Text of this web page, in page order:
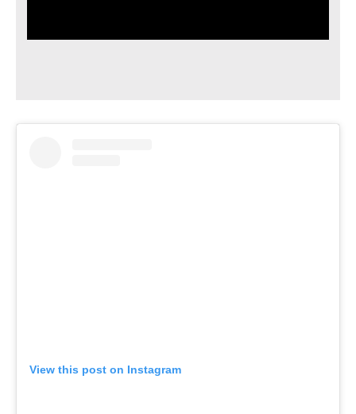
View this post on Instagram